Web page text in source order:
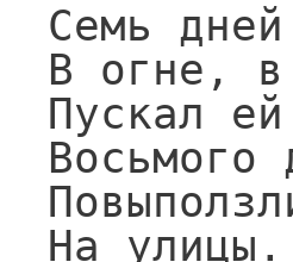
Семь
В огне, в
Пускал
Восьмого
На